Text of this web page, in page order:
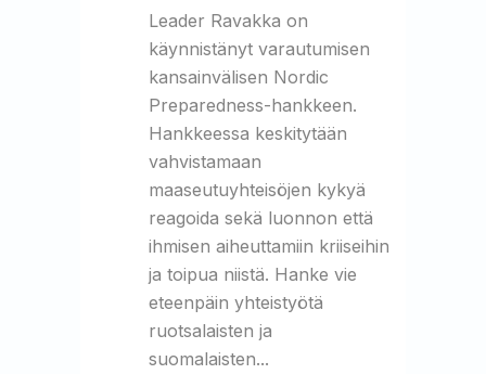
Leader Ravakka on
käynnistänyt varautumisen
kansainvälisen Nordic
Preparedness-hankkeen.
Hankkeessa keskitytään
vahvistamaan
maaseutuyhteisöjen kykyä
reagoida sekä luonnon että
ihmisen aiheuttamiin kriiseihin
ja toipua niistä. Hanke vie
eteenpäin yhteistyötä
ruotsalaisten ja
suomalaisten...